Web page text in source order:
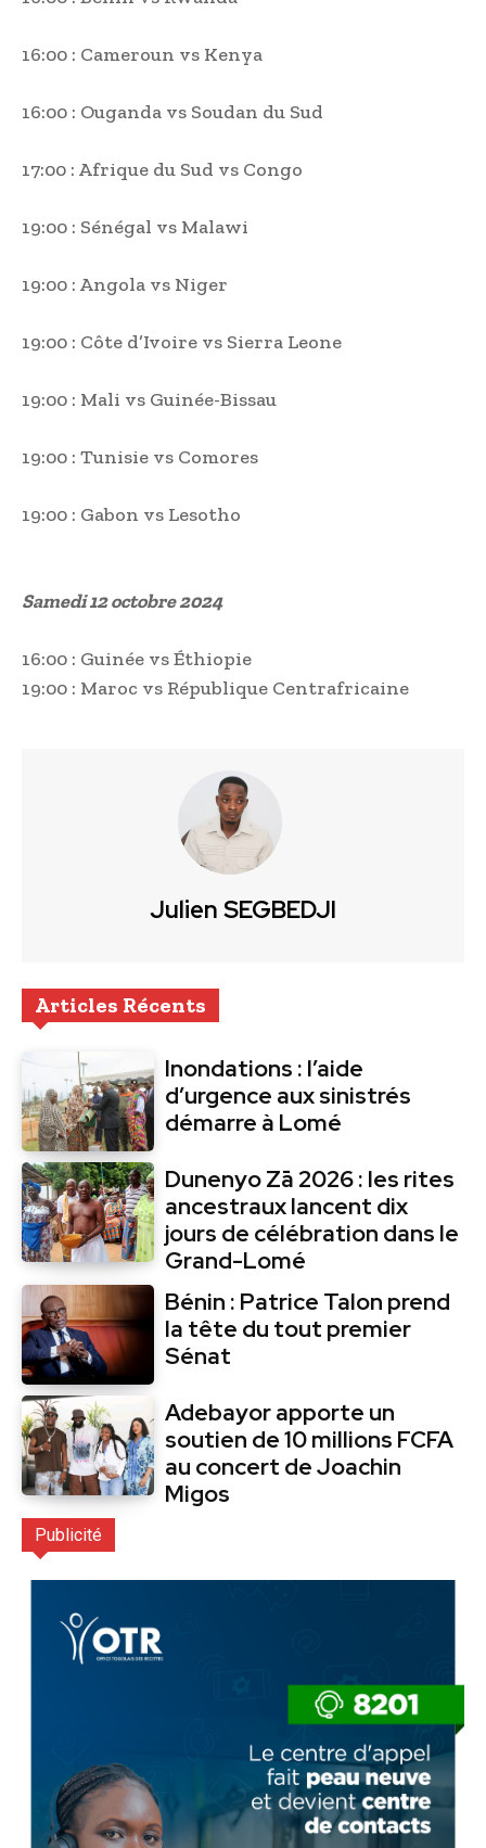
16:00 : Cameroun vs Kenya
16:00 : Ouganda vs Soudan du Sud
17:00 : Afrique du Sud vs Congo
19:00 : Sénégal vs Malawi
19:00 : Angola vs Niger
19:00 : Côte d’Ivoire vs Sierra Leone
19:00 : Mali vs Guinée-Bissau
19:00 : Tunisie vs Comores
19:00 : Gabon vs Lesotho
Samedi 12 octobre 2024
16:00 : Guinée vs Éthiopie
19:00 : Maroc vs République Centrafricaine
Julien SEGBEDJI
Articles Récents
Inondations : l’aide
d’urgence aux sinistrés
démarre à Lomé
Dunenyo Zā 2026 : les rites
ancestraux lancent dix
jours de célébration dans le
Grand-Lomé
Bénin : Patrice Talon prend
la tête du tout premier
Sénat
Adebayor apporte un
soutien de 10 millions FCFA
au concert de Joachin
Migos
Publicité